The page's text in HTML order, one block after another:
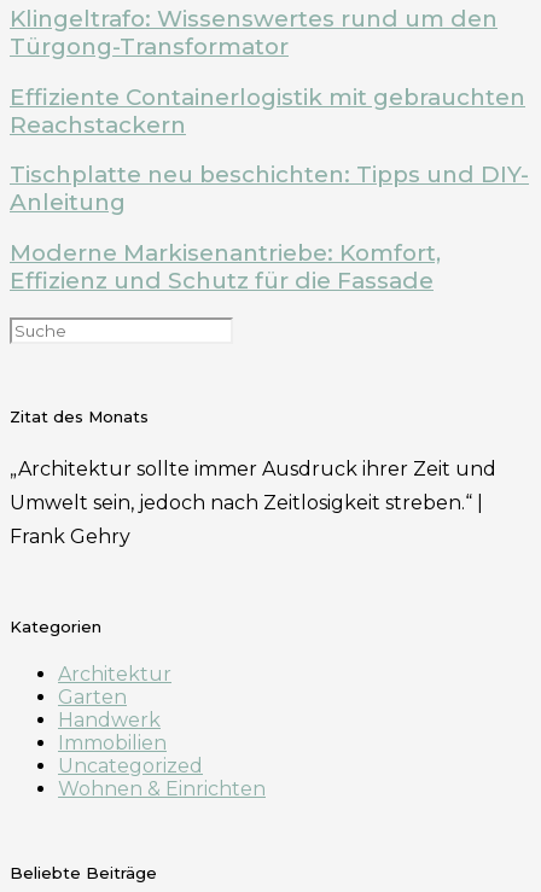
Klingeltrafo: Wissenswertes rund um den
Türgong-Transformator
Effiziente Containerlogistik mit gebrauchten
Reachstackern
Tischplatte neu beschichten: Tipps und DIY-
Anleitung
Moderne Markisenantriebe: Komfort,
Effizienz und Schutz für die Fassade
Zitat des Monats
„Architektur sollte immer Ausdruck ihrer Zeit und
Umwelt sein, jedoch nach Zeitlosigkeit streben.“ |
Frank Gehry
Kategorien
Architektur
Garten
Handwerk
Immobilien
Uncategorized
Wohnen & Einrichten
Beliebte Beiträge